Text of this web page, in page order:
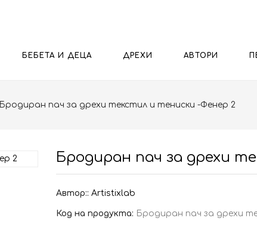
БЕБЕТА И ДЕЦА ДРЕХИ АВТОРИ
Бродиран пач за дрехи текстил и тениски -Фенер 2
Бродиран пач за дрехи
Автор:: Artistixlab
Код на продукта: Бродиран пач за дрехи